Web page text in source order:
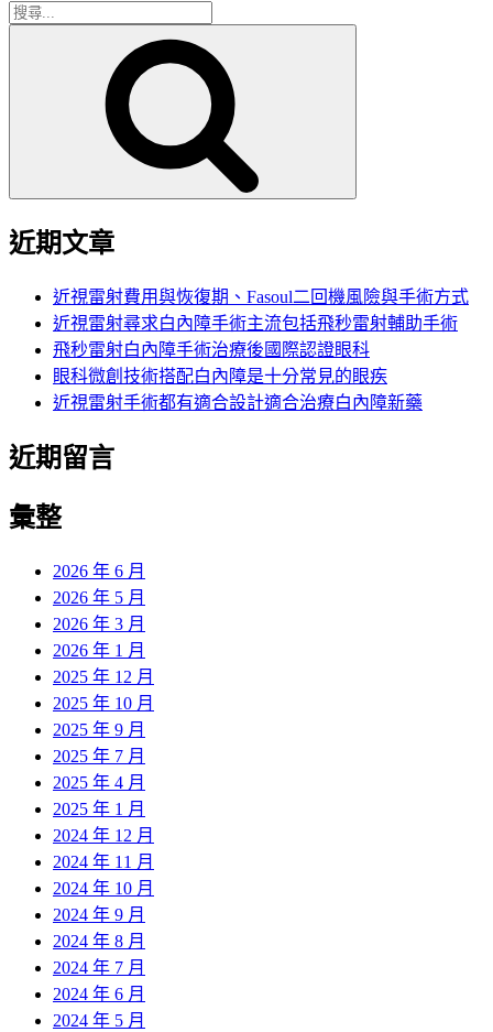
搜
近期文章
近視雷射費用與恢復期、Fasoul二回機風險與手術方式
近視雷射尋求白內障手術主流包括飛秒雷射輔助手術
飛秒雷射白內障手術治療後國際認證眼科
眼科微創技術搭配白內障是十分常見的眼疾
近視雷射手術都有適合設計適合治療白內障新藥
近期留言
彙整
2026 年 6 月
2026 年 5 月
2026 年 3 月
2026 年 1 月
2025 年 12 月
2025 年 10 月
2025 年 9 月
2025 年 7 月
2025 年 4 月
2025 年 1 月
2024 年 12 月
2024 年 11 月
2024 年 10 月
2024 年 9 月
2024 年 8 月
2024 年 7 月
2024 年 6 月
2024 年 5 月